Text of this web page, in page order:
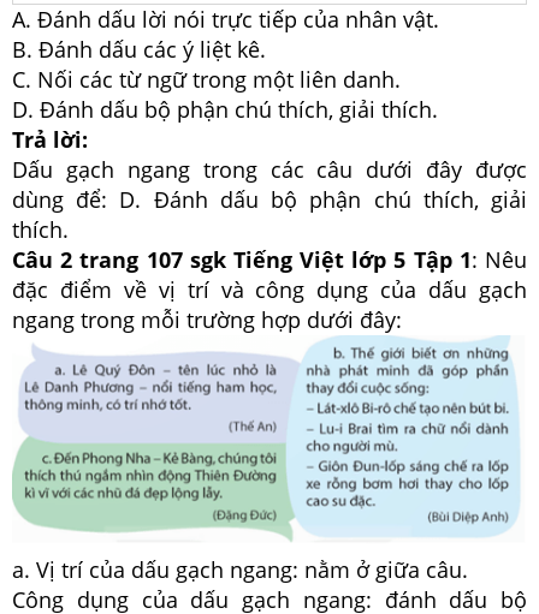
A. Đánh dấu lời nói trực tiếp của nhân vật.
B. Đánh dấu các ý liệt kê.
C. Nối các từ ngữ trong một liên danh.
D. Đánh dấu bộ phận chú thích, giải thích.
Trả lời:
Dấu gạch ngang trong các câu dưới đây được
dùng để: D. Đánh dấu bộ phận chú thích, giải
thích.
Câu 2 trang 107 sgk Tiếng Việt lớp 5 Tập 1: Nêu
đặc điểm về vị trí và công dụng của dấu gạch
ngang trong mỗi trường hợp dưới đây:
a. Vị trí của dấu gạch ngang: nằm ở giữa câu.
Công dụng của dấu gạch ngang: đánh dấu bộ